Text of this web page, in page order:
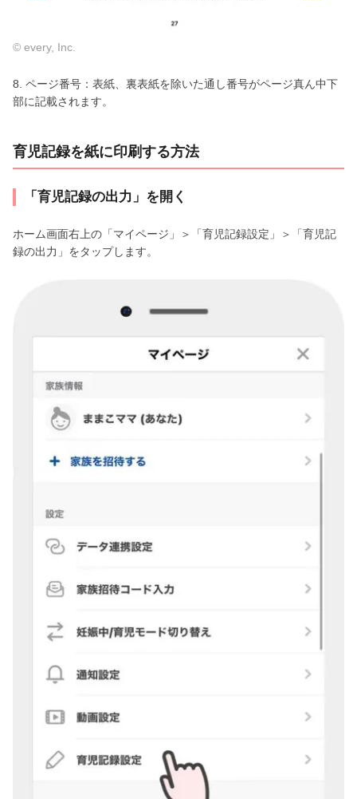
© every, Inc.
8. ページ番号：表紙、裏表紙を除いた通し番号がページ真ん中下
部に記載されます。
育児記録を紙に印刷する方法
「育児記録の出力」を開く
ホーム画面右上の「マイページ」＞「育児記録設定」＞「育児記
録の出力」をタップします。